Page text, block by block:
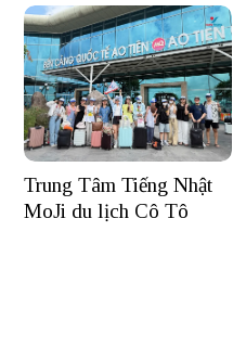
Trung Tâm Tiếng Nhật
MoJi du lịch Cô Tô